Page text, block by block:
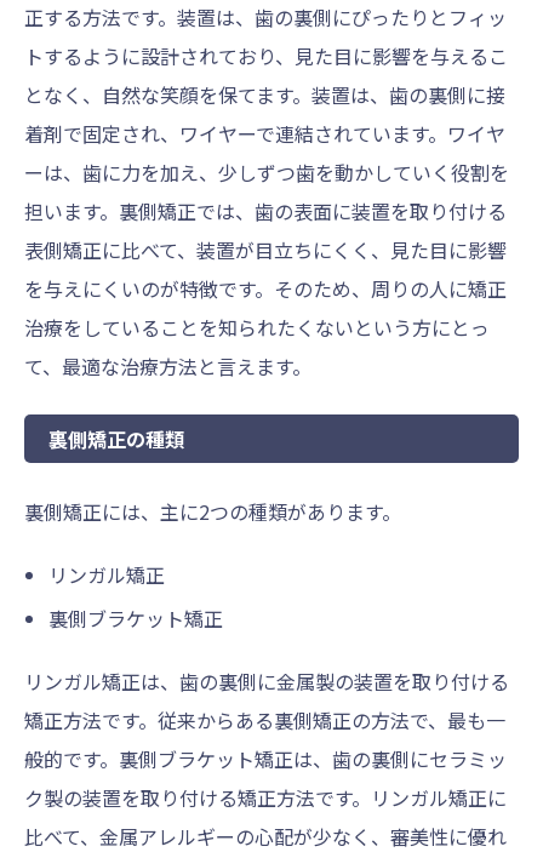
正する方法です。装置は、歯の裏側にぴったりとフィッ
トするように設計されており、見た目に影響を与えるこ
となく、自然な笑顔を保てます。装置は、歯の裏側に接
着剤で固定され、ワイヤーで連結されています。ワイヤ
ーは、歯に力を加え、少しずつ歯を動かしていく役割を
担います。裏側矯正では、歯の表面に装置を取り付ける
表側矯正に比べて、装置が目立ちにくく、見た目に影響
を与えにくいのが特徴です。そのため、周りの人に矯正
治療をしていることを知られたくないという方にとっ
て、最適な治療方法と言えます。
裏側矯正の種類
裏側矯正には、主に2つの種類があります。
リンガル矯正
裏側ブラケット矯正
リンガル矯正は、歯の裏側に金属製の装置を取り付ける
矯正方法です。従来からある裏側矯正の方法で、最も一
般的です。裏側ブラケット矯正は、歯の裏側にセラミッ
ク製の装置を取り付ける矯正方法です。リンガル矯正に
比べて、金属アレルギーの心配が少なく、審美性に優れ